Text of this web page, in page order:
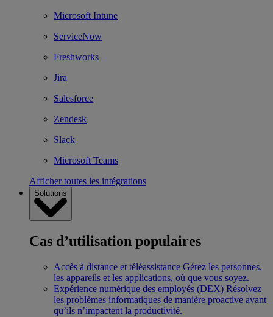
Microsoft Intune
ServiceNow
Freshworks
Jira
Salesforce
Zendesk
Slack
Microsoft Teams
Afficher toutes les intégrations
Solutions
Cas d’utilisation populaires
Accès à distance et téléassistance Gérez les personnes,
les appareils et les applications, où que vous soyez.
Expérience numérique des employés (DEX) Résolvez
les problèmes informatiques de manière proactive avant
qu’ils n’impactent la productivité.